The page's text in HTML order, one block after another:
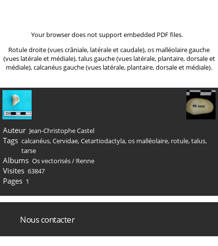
Your browser does not support embedded PDF files.
Rotule droite (vues crâniale, latérale et caudale), os malléolaire gauche
(vues latérale et médiale), talus gauche (vues latérale, plantaire, dorsale et
médiale), calcanéus gauche (vues latérale, plantaire, dorsale et médiale).
Auteur Jean-Christophe Castel
Tags calcanéus,Cervidae,Cetartiodactyla,os malléolaire, rotule,talus,
tarse
Albums Os vectorisés/ Renne
Visites 63847
Pages 1
Nous contacter